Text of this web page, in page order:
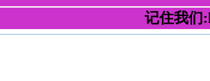
记住我们